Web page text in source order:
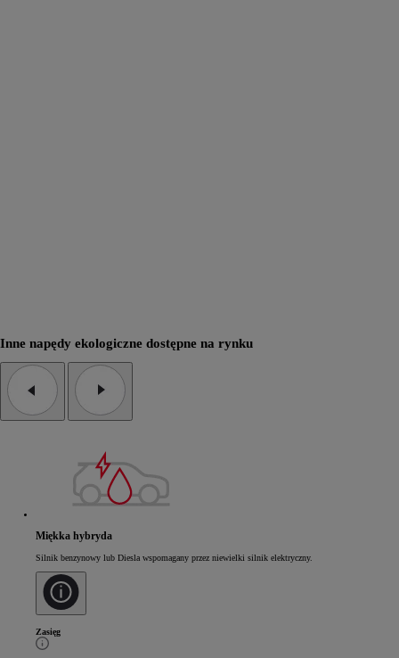
Inne napędy ekologiczne dostępne na rynku
Miękka hybryda
Silnik benzynowy lub Diesla wspomagany przez niewielki silnik elektryczny.
Zasięg